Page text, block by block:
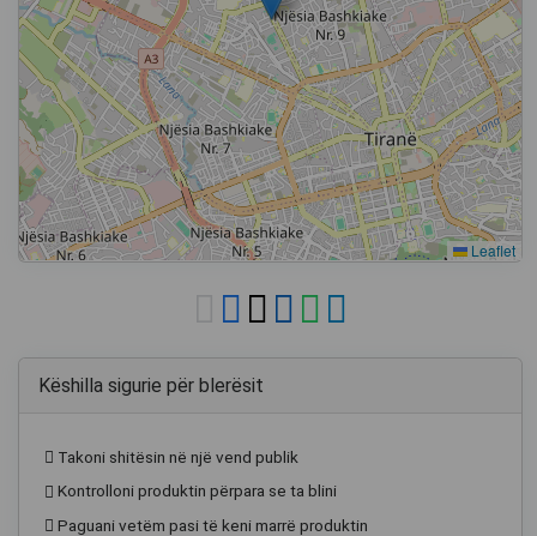
Leaflet
Këshilla sigurie për blerësit
Takoni shitësin në një vend publik
Kontrolloni produktin përpara se ta blini
Paguani vetëm pasi të keni marrë produktin